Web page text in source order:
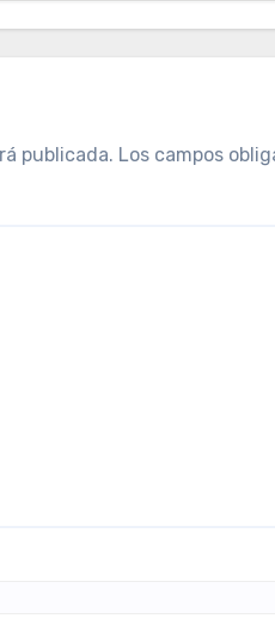
publicada. Los campos